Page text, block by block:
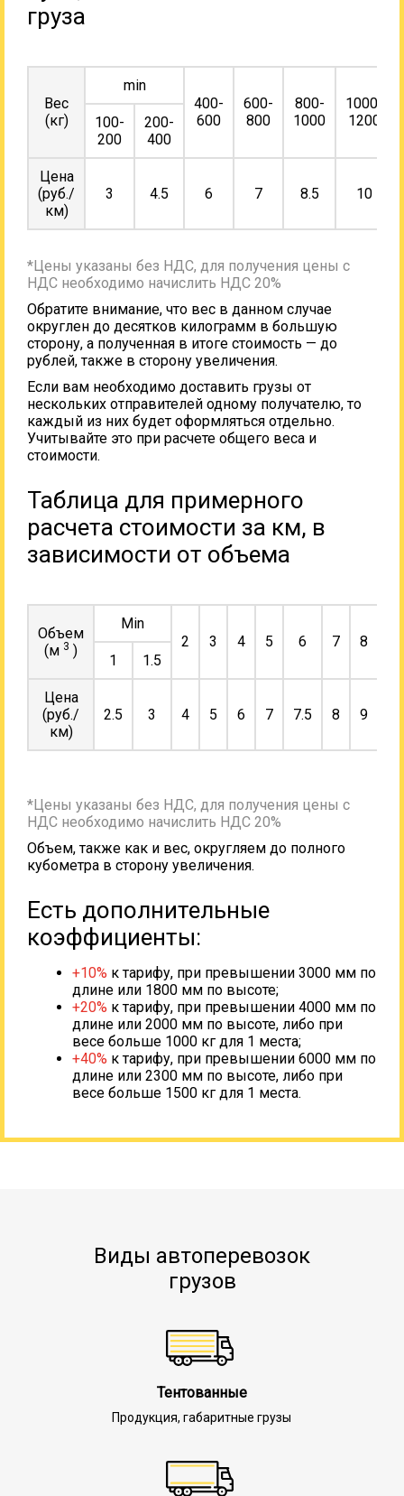
груза
Вес
(кг)
min
400-
600
600-
800
800-
1000
1000-
1200
100-
200
200-
400
Цена
(руб./
км)
3 4.5 6 7 8.5 10
*Цены указаны без НДС, для получения цены с
НДС необходимо начислить НДС 20%
Обратите внимание, что вес в данном случае
округлен до десятков килограмм в большую
сторону, а полученная в итоге стоимость — до
рублей, также в сторону увеличения.
Если вам необходимо доставить грузы от
нескольких отправителей одному получателю, то
каждый из них будет оформляться отдельно.
Учитывайте это при расчете общего веса и
стоимости.
Таблица для примерного
расчета стоимости за км, в
зависимости от объема
Объем
(м 3 )
Min
2
3 4 5 6 7 8
1
1.5
Цена
(руб./
км)
2.5 3 4 5 6 7 7.5 8 9
*Цены указаны без НДС, для получения цены с
НДС необходимо начислить НДС 20%
Объем, также как и вес, округляем до полного
кубометра в сторону увеличения.
Есть дополнительные
коэффициенты:
+10% к тарифу, при превышении 3000 мм по
длине или 1800 мм по высоте;
+20% к тарифу, при превышении 4000 мм по
длине или 2000 мм по высоте, либо при
весе больше 1000 кг для 1 места;
+40% к тарифу, при превышении 6000 мм по
длине или 2300 мм по высоте, либо при
весе больше 1500 кг для 1 места.
Виды автоперевозок
грузов
Тентованные
Продукция, габаритные грузы